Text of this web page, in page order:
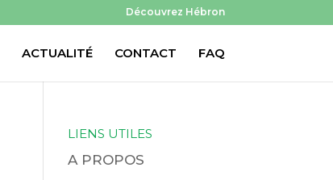
Découvrez Hébron
ACTUALITÉ CONTACT FAQ
LIENS UTILES
A PROPOS